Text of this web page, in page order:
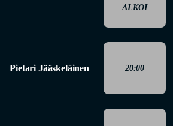
ALKOI
Pietari Jääskeläinen 20:00